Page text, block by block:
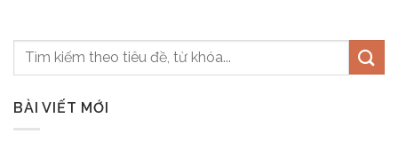
BÀI VIẾT MỚI